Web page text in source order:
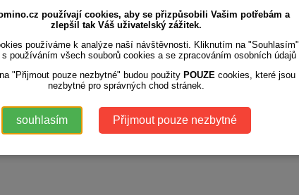
používají cookies, aby se přizpůsobili Vašim potřebám a
zlepšil tak Váš uživatelský zážitek.
používáme k analýze naší návštěvnosti. Kliknutím na "Souhlasím"
používáním všech souborů cookies a se zpracováním osobních údajů
"Přijmout pouze nezbytné" budou použity POUZE cookies, které jsou
nezbytné pro správných chod stránek.
souhlasím Přijmout pouze nezbytné